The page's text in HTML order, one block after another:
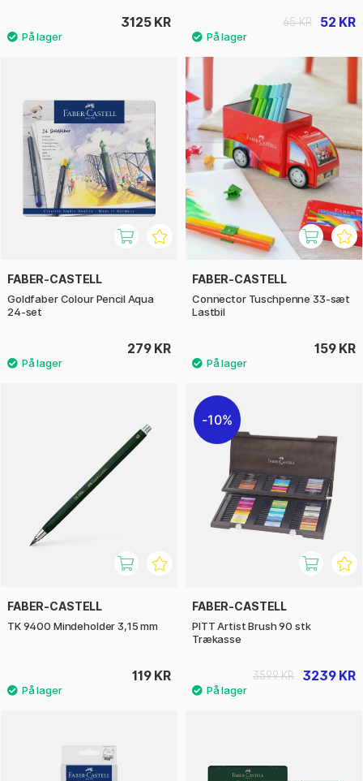
3125 KR 52 KR
65 KR
FABER-CASTELL
Goldfaber Colour Pencil Aqua
24-set
279 KR
FABER-CASTELL
Connector Tuschpenne 33-sæt
Lastbil
159 KR
FABER-CASTELL
TK 9400 Mindeholder 3,15 mm
119 KR
10%
FABER-CASTELL
PITT Artist Brush 90 stk
Trækasse
3239 KR
3599 KR